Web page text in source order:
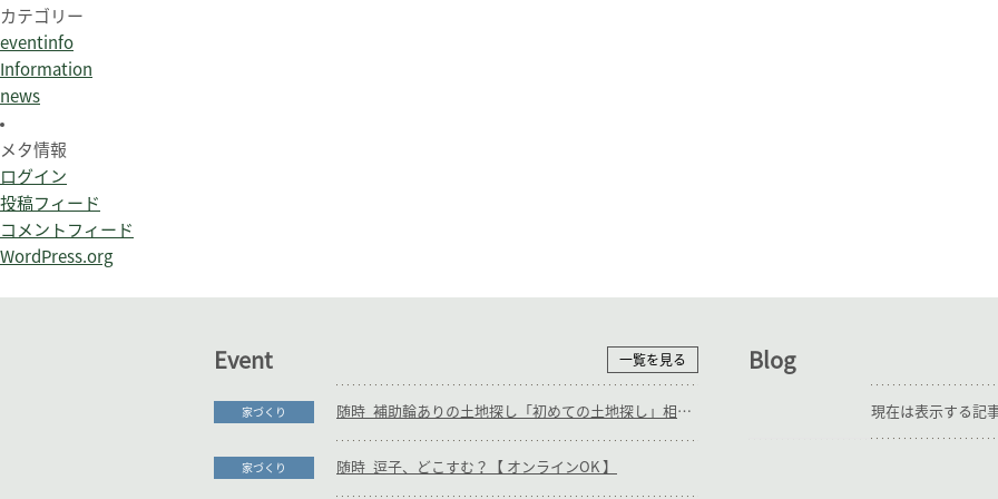
カテゴリー
eventinfo
Information
news
メタ情報
ログイン
投稿フィード
コメントフィード
WordPress.org
Event 一覧を見る
家づくり 随時_補助輪ありの土地探し「初めての土地探し」相談会【3組様限定】
家づくり 随時_逗子、どこすむ？【 オンラインOK 】
Blog
現在は表示する記